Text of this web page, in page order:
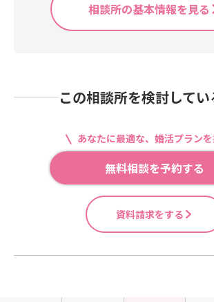
相談所の基本情報を見る
この相談所を検討してい
あなたに最適な、婚活プラン
無料相談を予約する
資料請求をする